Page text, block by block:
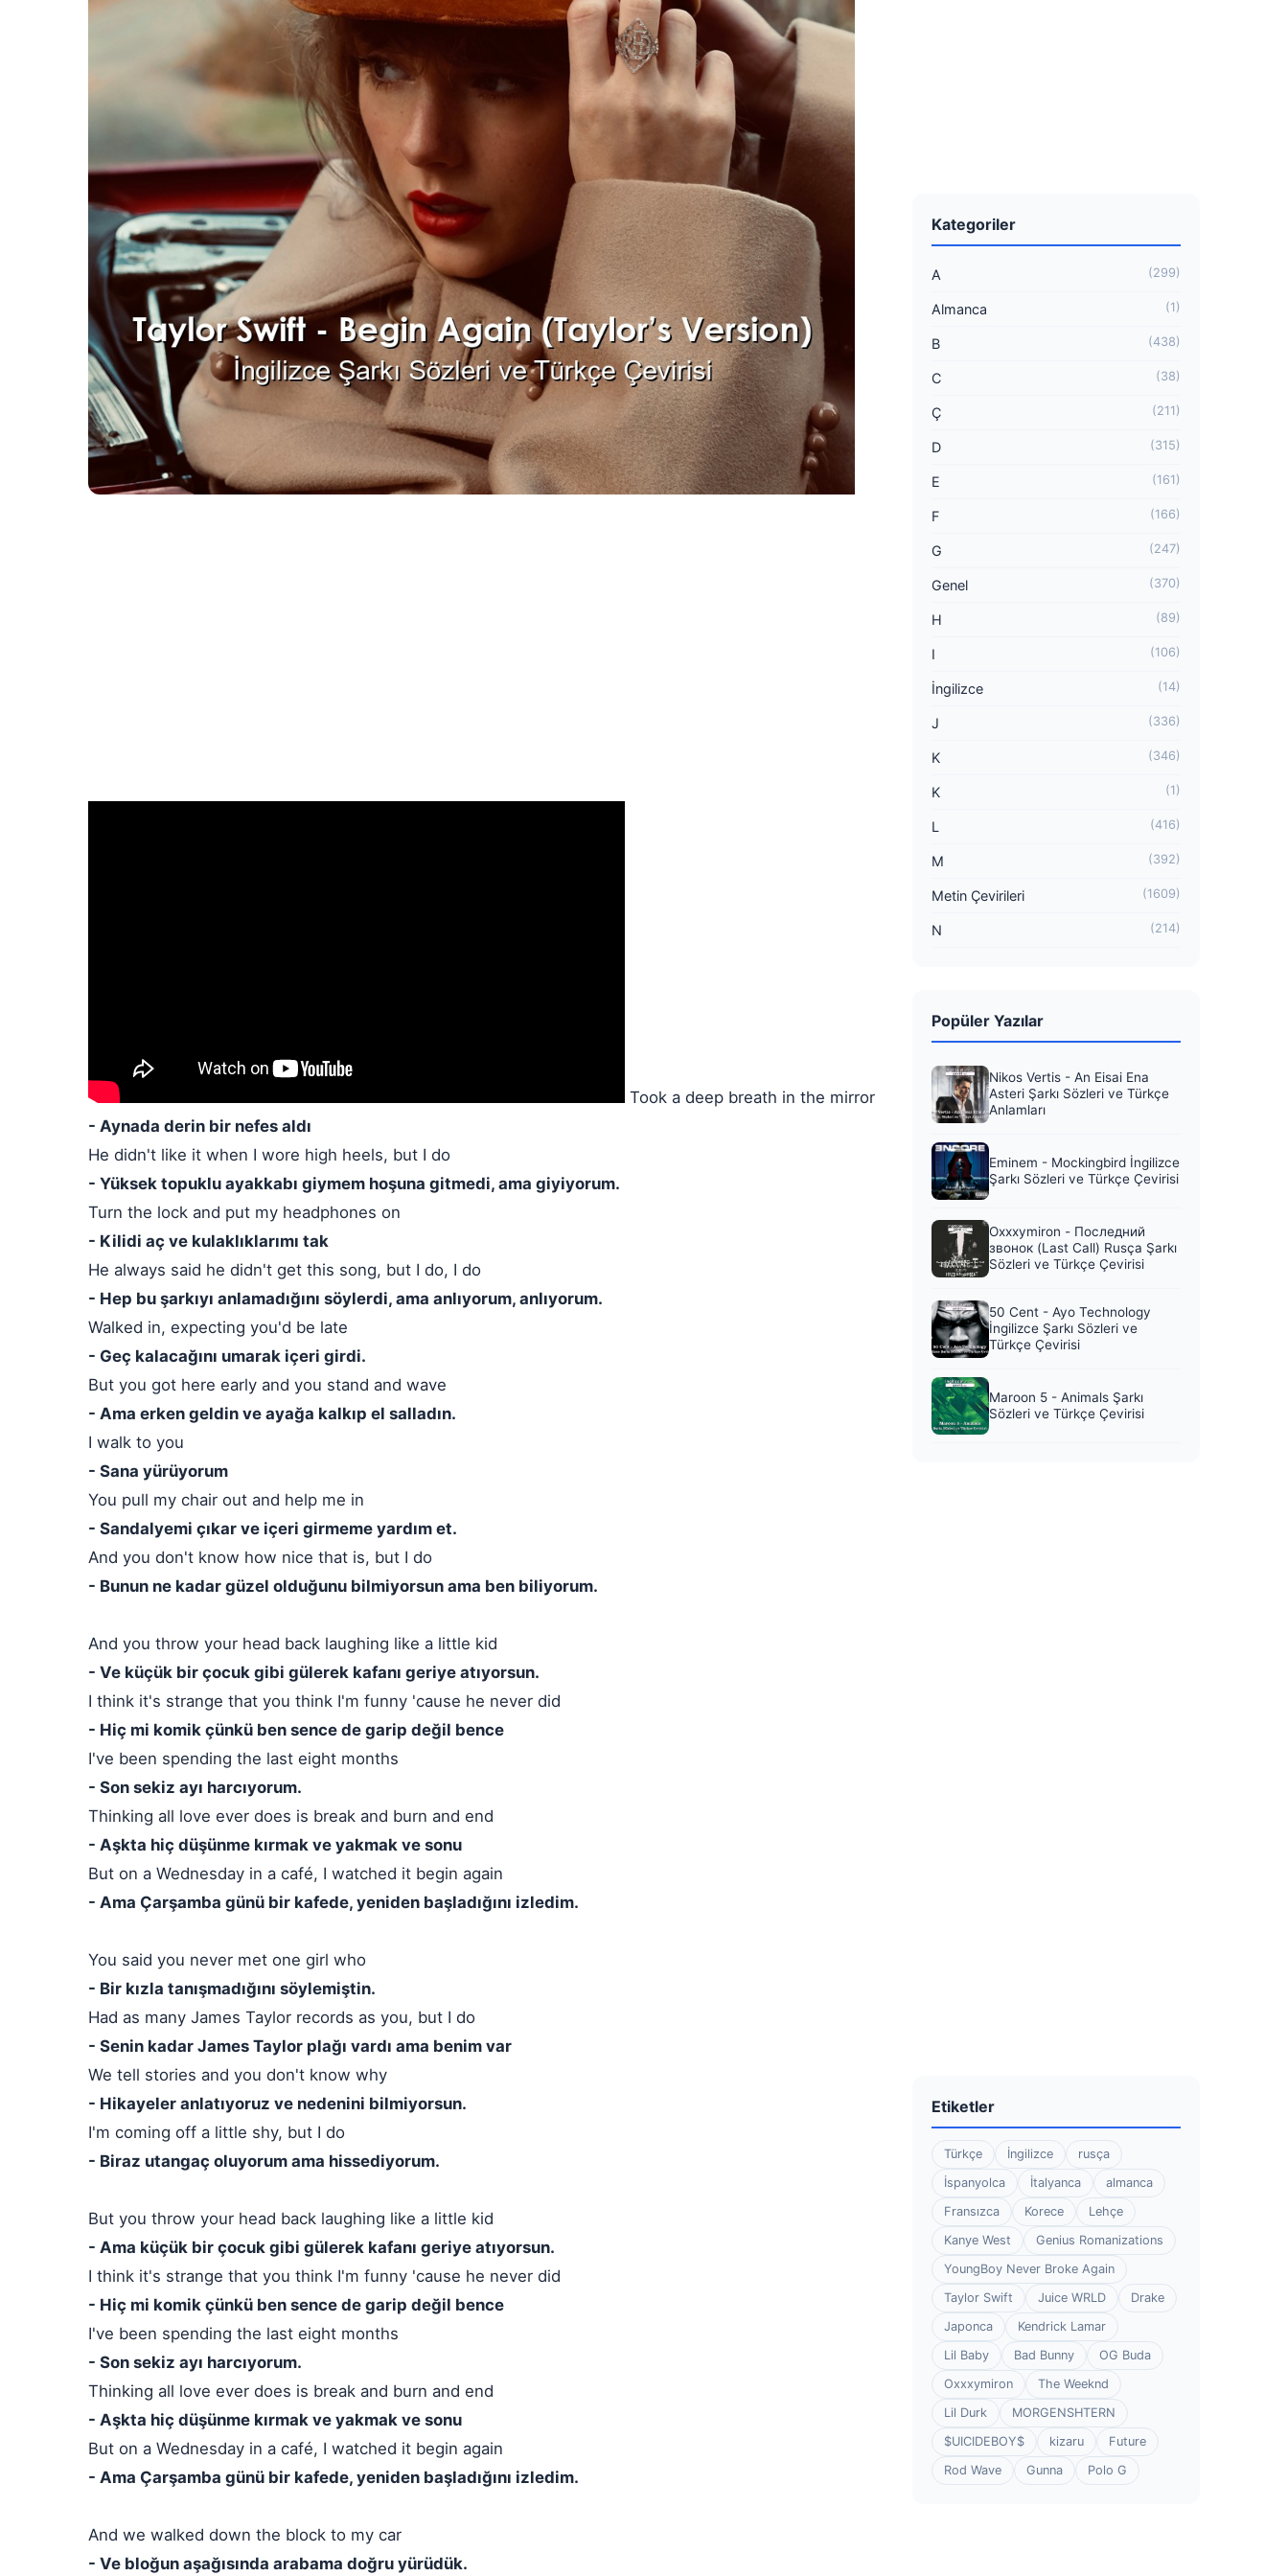
Took a deep breath in the mirror
- Aynada derin bir nefes aldı
He didn't like it when I wore high heels, but I do
- Yüksek topuklu ayakkabı giymem hoşuna gitmedi, ama giyiyorum.
Turn the lock and put my headphones on
- Kilidi aç ve kulaklıklarımı tak
He always said he didn't get this song, but I do, I do
- Hep bu şarkıyı anlamadığını söylerdi, ama anlıyorum, anlıyorum.
Walked in, expecting you'd be late
- Geç kalacağını umarak içeri girdi.
But you got here early and you stand and wave
- Ama erken geldin ve ayağa kalkıp el salladın.
I walk to you
- Sana yürüyorum
You pull my chair out and help me in
- Sandalyemi çıkar ve içeri girmeme yardım et.
And you don't know how nice that is, but I do
- Bunun ne kadar güzel olduğunu bilmiyorsun ama ben biliyorum.
And you throw your head back laughing like a little kid
- Ve küçük bir çocuk gibi gülerek kafanı geriye atıyorsun.
I think it's strange that you think I'm funny 'cause he never did
- Hiç mi komik çünkü ben sence de garip değil bence
I've been spending the last eight months
- Son sekiz ayı harcıyorum.
Thinking all love ever does is break and burn and end
- Aşkta hiç düşünme kırmak ve yakmak ve sonu
But on a Wednesday in a café, I watched it begin again
- Ama Çarşamba günü bir kafede, yeniden başladığını izledim.
You said you never met one girl who
- Bir kızla tanışmadığını söylemiştin.
Had as many James Taylor records as you, but I do
- Senin kadar James Taylor plağı vardı ama benim var
We tell stories and you don't know why
- Hikayeler anlatıyoruz ve nedenini bilmiyorsun.
I'm coming off a little shy, but I do
- Biraz utangaç oluyorum ama hissediyorum.
But you throw your head back laughing like a little kid
- Ama küçük bir çocuk gibi gülerek kafanı geriye atıyorsun.
I think it's strange that you think I'm funny 'cause he never did
- Hiç mi komik çünkü ben sence de garip değil bence
I've been spending the last eight months
- Son sekiz ayı harcıyorum.
Thinking all love ever does is break and burn and end
- Aşkta hiç düşünme kırmak ve yakmak ve sonu
But on a Wednesday in a café, I watched it begin again
- Ama Çarşamba günü bir kafede, yeniden başladığını izledim.
And we walked down the block to my car
- Ve bloğun aşağısında arabama doğru yürüdük.
Kategoriler
A (299)
Almanca (1)
B (438)
C (38)
Ç (211)
D (315)
E (161)
F (166)
G (247)
Genel (370)
H (89)
I (106)
İngilizce (14)
J (336)
K (346)
K (1)
L (416)
M (392)
Metin Çevirileri (1609)
N (214)
Popüler Yazılar
Nikos Vertis - An Eisai Ena
Asteri Şarkı Sözleri ve Türkçe
Anlamları
Eminem - Mockingbird İngilizce
Şarkı Sözleri ve Türkçe Çevirisi
Oxxxymiron - Последний
звонок (Last Call) Rusça Şarkı
Sözleri ve Türkçe Çevirisi
50 Cent - Ayo Technology
İngilizce Şarkı Sözleri ve
Türkçe Çevirisi
Maroon 5 - Animals Şarkı
Sözleri ve Türkçe Çevirisi
Etiketler
Türkçe İngilizce
rusça
İspanyolca
İtalyanca
almanca
Fransızca
Korece
Lehçe
Kanye West
Genius Romanizations
YoungBoy Never Broke Again
Taylor Swift
Juice WRLD
Drake
Japonca
Kendrick Lamar
Lil Baby
Bad Bunny
OG Buda
Oxxxymiron
The Weeknd
Lil Durk
MORGENSHTERN
$UICIDEBOY$
kizaru
Future
Rod Wave
Gunna Polo G